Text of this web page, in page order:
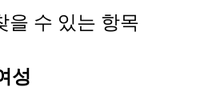
을 수 있는 항목
성